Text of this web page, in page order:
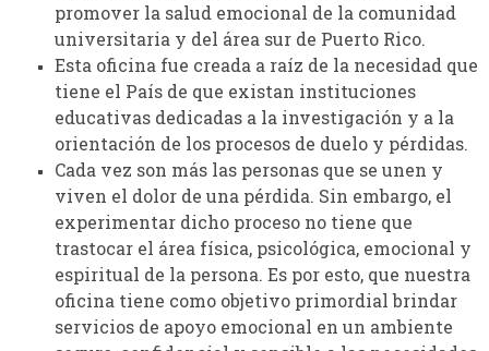
promover la salud emocional de la comunidad
universitaria y del área sur de Puerto Rico.
Esta oficina fue creada a raíz de la necesidad que
tiene el País de que existan instituciones
educativas dedicadas a la investigación y a la
orientación de los procesos de duelo y pérdidas.
Cada vez son más las personas que se unen y
viven el dolor de una pérdida. Sin embargo, el
experimentar dicho proceso no tiene que
trastocar el área física, psicológica, emocional y
espiritual de la persona. Es por esto, que nuestra
oficina tiene como objetivo primordial brindar
servicios de apoyo emocional en un ambiente